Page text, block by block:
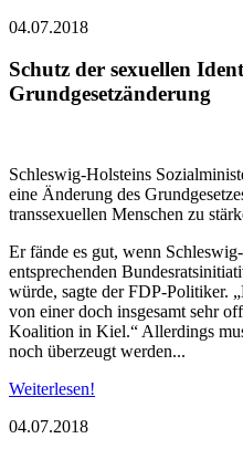
04.07.2018
Schutz der sexuellen
Grundgesetzänderung
Schleswig-Holsteins
eine Änderung des
transsexuellen Menschen zu
Er fände es gut, wenn
entsprechenden
würde, sagte der FDP-Politiker.
von einer doch insgesamt sehr
Koalition in Kiel.“ Allerdings
noch überzeugt werden...
Weiterlesen!
04.07.2018